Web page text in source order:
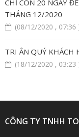
CHỈ CÒN 20 NGÀY
THÁNG 12/2020
(08/12/2020 , 07:36
TRI ÂN QUÝ KHÁCH
(18/12/2020 , 03:23
CÔNG TY TNHH